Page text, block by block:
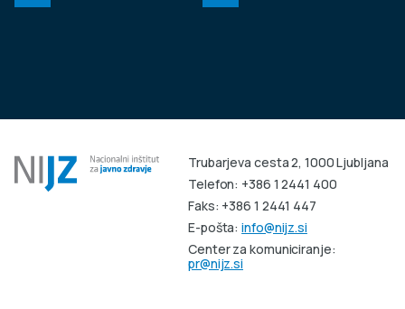
Trubarjeva cesta 2, 1000 Ljubljana
Telefon: +386 1 2441 400
Faks: +386 1 2441 447
E-pošta:info@nijz.si
Center za komuniciranje:
pr@nijz.si